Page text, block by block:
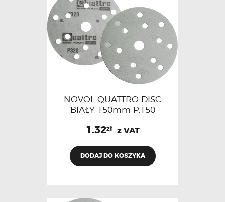
NOVOL QUATTRO DISC
BIAŁY 150mm P.150
1.32zł z VAT
DODAJ DO KOSZYKA